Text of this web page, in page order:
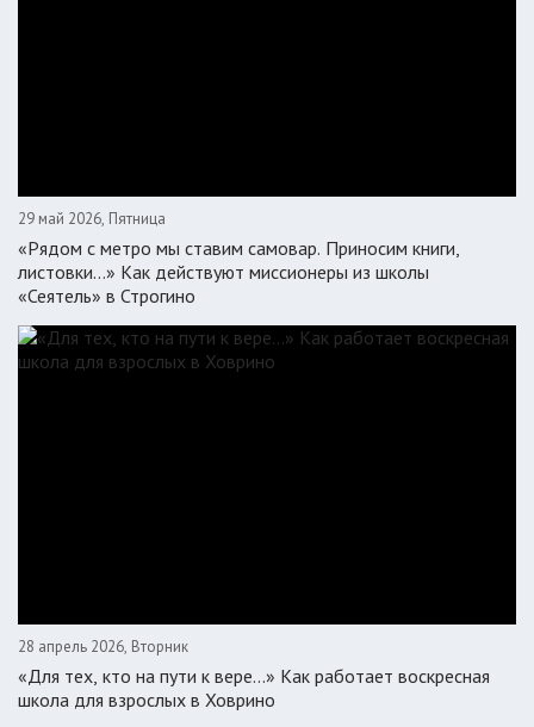
29 май 2026, Пятница
«Рядом с метро мы ставим самовар. Приносим книги,
листовки…» Как действуют миссионеры из школы
«Сеятель» в Строгино
28 апрель 2026, Вторник
«Для тех, кто на пути к вере...» Как работает воскресная
школа для взрослых в Ховрино